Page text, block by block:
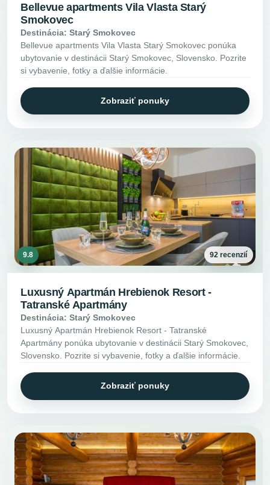
Bellevue apartments Vila Vlasta Starý
Smokovec
Destinácia: Starý Smokovec
Bellevue apartments Vila Vlasta Starý Smokovec ponúka
ubytovanie v destinácii Starý Smokovec, Slovensko. Pozrite
si vybavenie, fotky a ďalšie informácie.
Zobraziť ponuky
9.8 92 recenzií
Luxusný Apartmán Hrebienok Resort -
Tatranské Apartmány
Destinácia: Starý Smokovec
Luxusný Apartmán Hrebienok Resort - Tatranské
Apartmány ponúka ubytovanie v destinácii Starý Smokovec,
Slovensko. Pozrite si vybavenie, fotky a ďalšie informácie.
Zobraziť ponuky